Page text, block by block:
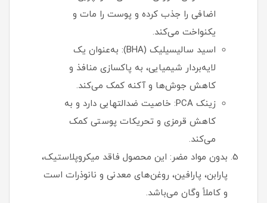
اضافی را جذب کرده و پوست را مات و
یکنواخت می‌کند.
اسید سالیسیلیک (BHA): به‌عنوان یک
لایه‌بردار شیمیایی، به پاکسازی منافذ و
کاهش جوش‌ها و آکنه کمک می‌کند.
زینک PCA: خاصیت ضدالتهابی دارد و به
کاهش قرمزی و تحریکات پوستی کمک
می‌کند.
بدون مواد مضر: این محصول فاقد میکروپلاستیک،
پارابن، پارافین، روغن‌های معدنی و نانوذرات است
و کاملاً وگان می‌باشد.